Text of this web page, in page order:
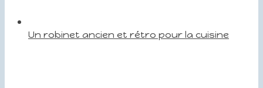
Un robinet ancien et rétro pour la cuisine